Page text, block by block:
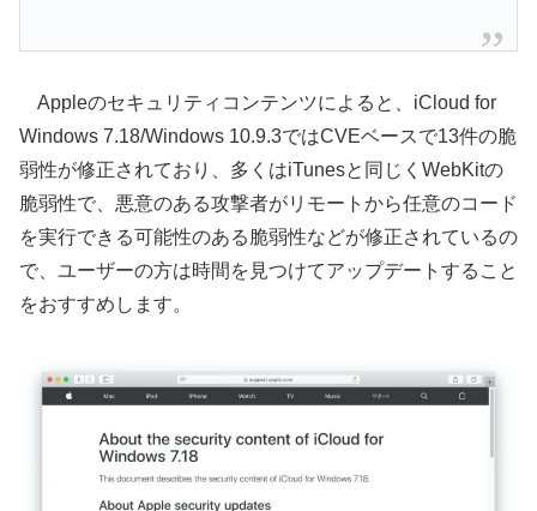
Appleのセキュリティコンテンツによると、iCloud for
Windows 7.18/Windows 10.9.3ではCVEベースで13件の脆
弱性が修正されており、多くはiTunesと同じくWebKitの
脆弱性で、悪意のある攻撃者がリモートから任意のコード
を実行できる可能性のある脆弱性などが修正されているの
で、ユーザーの方は時間を見つけてアップデートすること
をおすすめします。